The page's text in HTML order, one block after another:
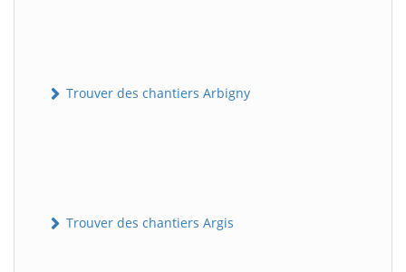
Trouver des chantiers Arbigny
Trouver des chantiers Argis